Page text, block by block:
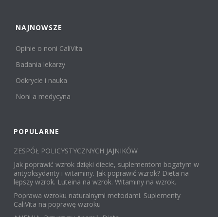
NAJNOWSZE
Opinie o noni CaliVita
Badania lekarzy
Odkrycie i nauka
Noni a medycyna
POPULARNE
ZESPÓŁ POLICYSTYCZNYCH JAJNIKÓW
Jak poprawić wzrok dzięki diecie, suplementom bogatym w
antyoksydanty i witaminy. Jak poprawić wzrok? Dieta na
lepszy wzrok. Luteina na wzrok. Witaminy na wzrok.
Poprawa wzroku naturalnymi metodami. Suplementy
CaliVita na poprawę wzroku